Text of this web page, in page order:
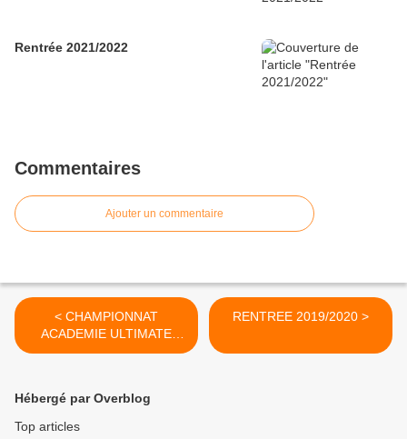
Rentrée 2021/2022
Commentaires
Ajouter un commentaire
< CHAMPIONNAT
ACADEMIE ULTIMATE
BENJAMIN(E)S 2018/2019
RENTREE 2019/2020 >
Hébergé par Overblog
Top articles